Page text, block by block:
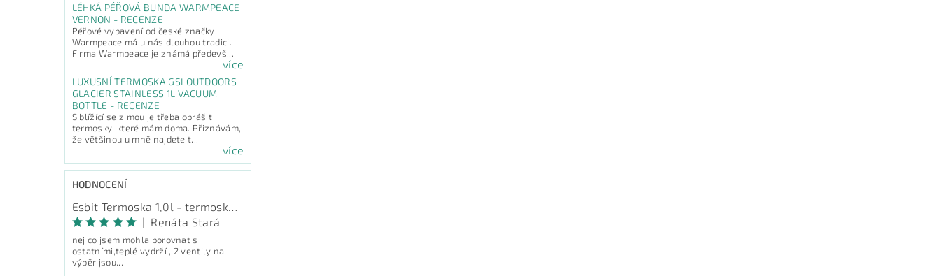
LÉHKÁ PÉŘOVÁ BUNDA WARMPEACE
VERNON - RECENZE
Péřové vybavení od české značky
Warmpeace má u nás dlouhou tradici.
Firma Warmpeace je známá předevš...
více
LUXUSNÍ TERMOSKA GSI OUTDOORS
GLACIER STAINLESS 1L VACUUM
BOTTLE - RECENZE
S blížící se zimou je třeba oprášit
termosky, které mám doma. Přiznávám,
že většinou u mně najdete t...
více
HODNOCENÍ
| Renáta Stará
nej co jsem mohla porovnat s
ostatními,teplé vydrží , 2 ventily na
výběr jsou...